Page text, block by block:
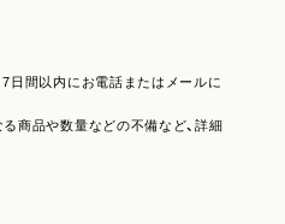
日間以内にお電話またはメールに
る商品や数量などの不備など、詳細